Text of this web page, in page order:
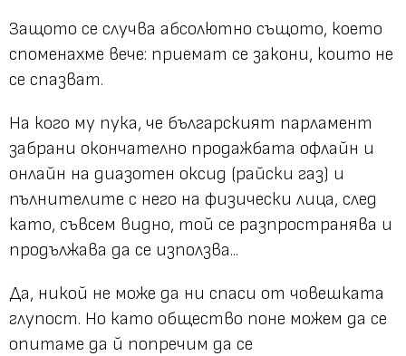
Защото се случва абсолютно същото, което
споменахме вече: приемат се закони, които не
се спазват.
На кого му пука, че българският парламент
забрани окончателно продажбата офлайн и
онлайн на диазотен оксид (райски газ) и
пълнителите с него на физически лица, след
като, съвсем видно, той се разпространява и
продължава да се използва...
Да, никой не може да ни спаси от човешката
глупост. Но като общество поне можем да се
опитаме да й попречим да се